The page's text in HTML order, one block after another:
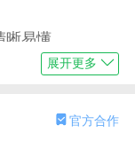
易懂。
生命力。
展开更多
官方合作